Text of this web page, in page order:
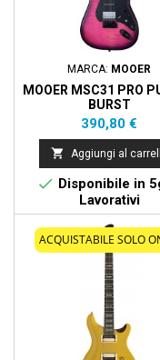
MARCA: MOOER
MOOER MSC31 PRO
BURST
Prezzo
390,80 €
 Aggiungi al
 Disponibile in
Lavorativi
ACQUISTABILE SOLO